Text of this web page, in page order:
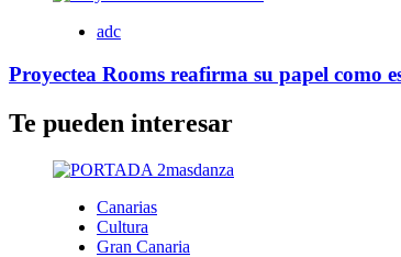
adc
Proyectea Rooms reafirma su papel como
Te pueden interesar
Canarias
Cultura
Gran Canaria